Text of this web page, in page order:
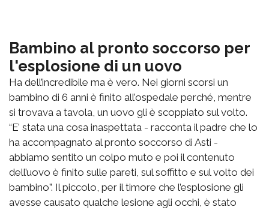
Bambino al pronto soccorso per
l'esplosione di un uovo
Ha dell’incredibile ma è vero. Nei giorni scorsi un
bambino di 6 anni è finito all’ospedale perché, mentre
si trovava a tavola, un uovo gli è scoppiato sul volto.
“E’ stata una cosa inaspettata - racconta il padre che lo
ha accompagnato al pronto soccorso di Asti -
abbiamo sentito un colpo muto e poi il contenuto
dell’uovo è finito sulle pareti, sul soffitto e sul volto dei
bambino”. Il piccolo, per il timore che l’esplosione gli
avesse causato qualche lesione agli occhi, è stato